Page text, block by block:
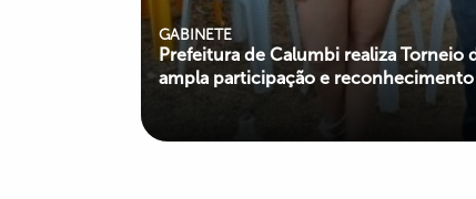
GABINETE
Prefeitura de Calumbi realiza Torneio
ampla participação e reconhecimento